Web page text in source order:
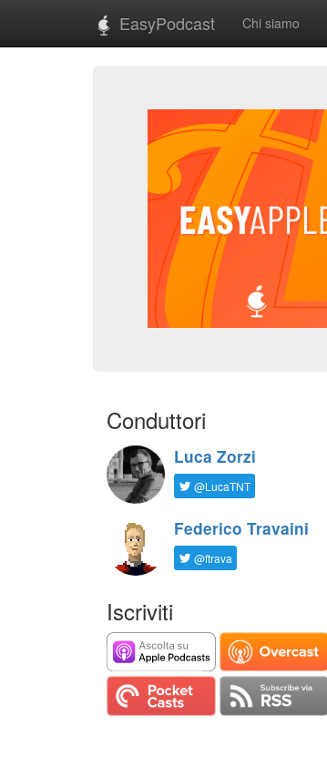
EasyPodcast Chi siamo
Conduttori
Luca Zorzi
@LucaTNT
Federico Travaini
@ftrava
Iscriviti